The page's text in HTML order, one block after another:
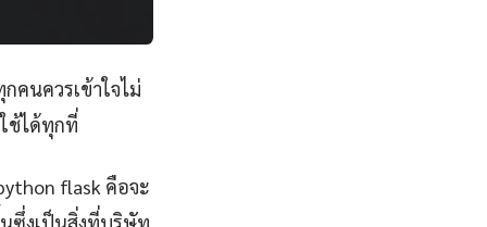
คนควรเข้าใจไม่
ช้ได้ทุกที่
flask คือจะ